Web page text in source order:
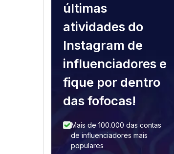
últimas
atividades do
Instagram de
influenciadores e
fique por dentro
das fofocas!
Mais de 100.000 das contas
de influenciadores mais
populares